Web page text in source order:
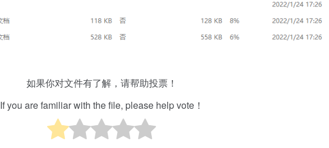
如果你对文件有了解，请帮助投票！
If you are familiar with the file, please help vote！